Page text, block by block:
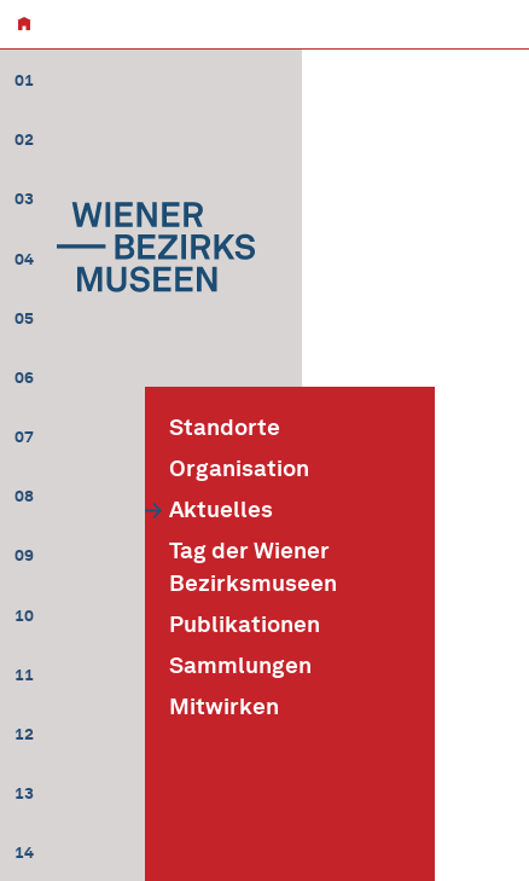
01
02
03
04
05
06
07
08
09
10
11
12
13
14
Standorte
Organisation
Aktuelles
Tag der Wiener
Bezirksmuseen
Publikationen
Sammlungen
Mitwirken